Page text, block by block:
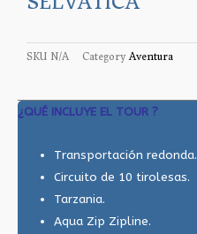
SKU N/A Category Aventura
¿QUÉ INCLUYE EL TOUR ?
Transportación redonda.
Circuito de 10 tirolesas.
Tarzania.
Aqua Zip Zipline.